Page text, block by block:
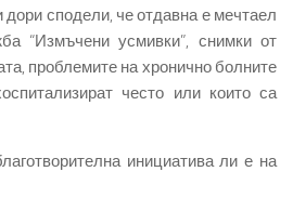
сподели, че отдавна е мечтаел
“Измъчени усмивки”, снимки от
проблемите на хронично болните
често или които са
инициатива ли е на